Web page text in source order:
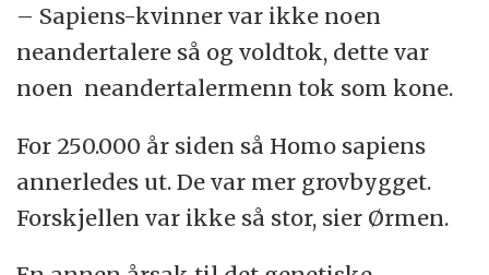
– Sapiens-kvinner var ikke noen
neandertalere så og voldtok, dette var
noen neandertalermenn tok som kone.
For 250.000 år siden så Homo sapiens
annerledes ut. De var mer grovbygget.
Forskjellen var ikke så stor, sier Ørmen.